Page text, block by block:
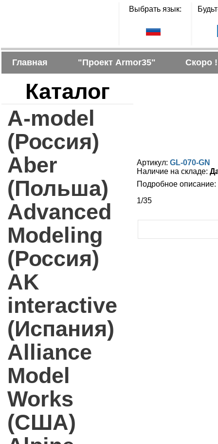
Выбрать язык:
Главная "Проект Armor35" Скоро !
Каталог
A-model
(Россия)
Aber
(Польша)
Advanced
Modeling
(Россия)
AK
interactive
(Испания)
Alliance
Model
Works
(США)
Артикул: GL-070-GN
Наличие на складе:
Подробное описание:
1/35